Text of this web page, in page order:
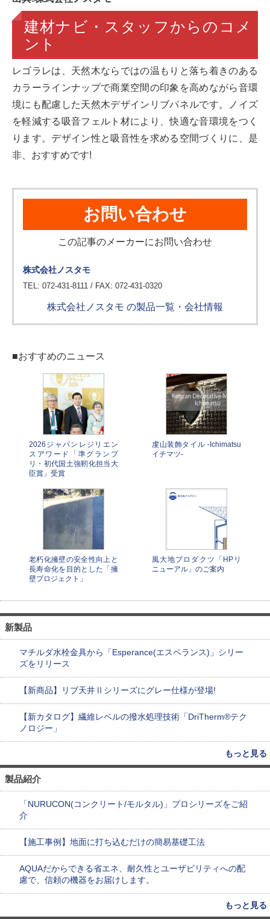
建材ナビ・スタッフからのコメ
ント
レゴラレは、天然木ならではの温もりと落ち着きのある
カラーラインナップで商業空間の印象を高めながら音環
境にも配慮した天然木デザインリブパネルです。ノイズ
を軽減する吸音フェルト材により、快適な音環境をつく
ります。デザイン性と吸音性を求める空間づくりに、是
非、おすすめです!
お問い合わせ
この記事のメーカーにお問い合わせ
株式会社ノスタモ
TEL: 072-431-8111 / FAX: 072-431-0320
株式会社ノスタモ の製品一覧・会社情報
■おすすめのニュース
2026ジャパンレジリエン
スアワード「準グランプ
リ・初代国土強靭化担当大
臣賞」受賞
虔山装飾タイル -Ichimatsu
イチマツ-
老朽化擁壁の安全性向上と
長寿命化を目的とした「擁
壁プロジェクト」
風大地プロダクツ「HPリ
ニューアル」のご案内
新製品
マチルダ水栓金具から「Esperance(エスペランス)」シリー
ズをリリース
【新商品】リブ天井Ⅱシリーズにグレー仕様が登場!
【新カタログ】繊維レベルの撥水処理技術「DriTherm®テク
ノロジー」
もっと見る
製品紹介
「NURUCON(コンクリート/モルタル)」プロシリーズをご紹
介
【施工事例】地面に打ち込むだけの簡易基礎工法
AQUAだからできる省エネ、耐久性とユーザビリティへの配
慮で、信頼の機器をお届けします。
もっと見る